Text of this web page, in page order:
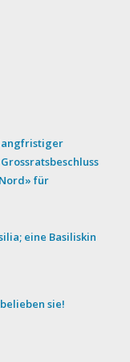
für
eine Basiliskin
sie!